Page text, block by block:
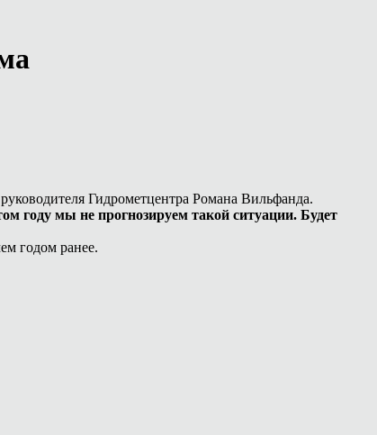
Гидрометцентра Романа Вильфанда.
году мы не прогнозируем такой ситуации. Будет
годом ранее.